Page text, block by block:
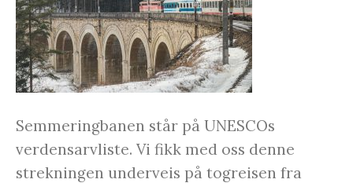
Semmeringbanen står på UNESCOs
verdensarvliste. Vi fikk med oss denne
strekningen underveis på togreisen fra